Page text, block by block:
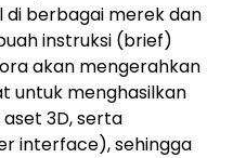
di berbagai merek dan
instruksi (brief)
akan mengerahkan
untuk menghasilkan
3D, serta
interface), sehingga